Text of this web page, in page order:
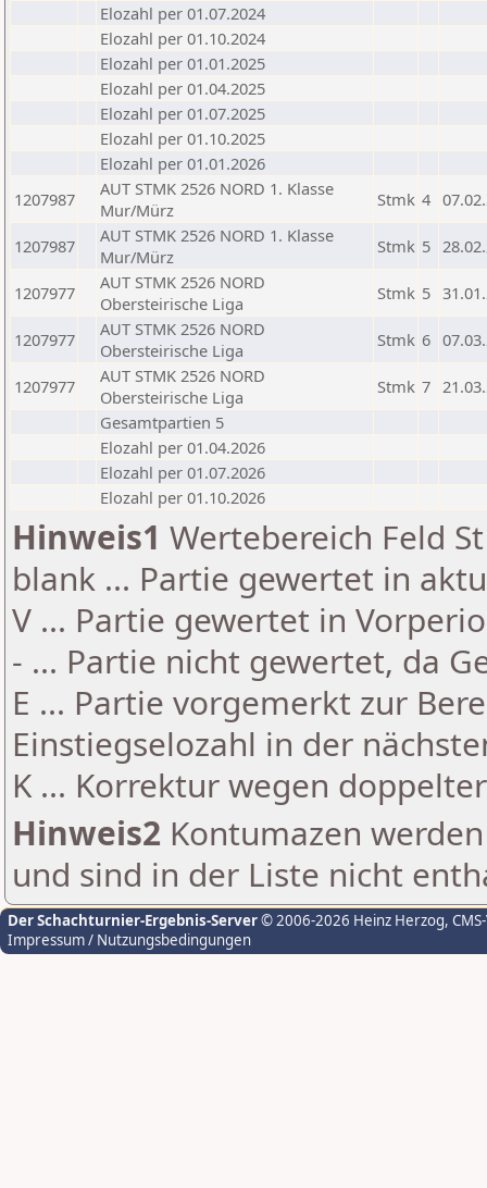
Elozahl per 01.07.2024
Elozahl per 01.10.2024
Elozahl per 01.01.2025
Elozahl per 01.04.2025
Elozahl per 01.07.2025
Elozahl per 01.10.2025
Elozahl per 01.01.2026
1207987
AUT STMK 2526 NORD 1. Klasse
Mur/Mürz
Stmk 4
1207987
AUT STMK 2526 NORD 1. Klasse
Mur/Mürz
Stmk 5
1207977
AUT STMK 2526 NORD
Obersteirische Liga
Stmk 5
1207977
AUT STMK 2526 NORD
Obersteirische Liga
Stmk 6
1207977
AUT STMK 2526 NORD
Obersteirische Liga
Stmk 7
Gesamtpartien 5
Elozahl per 01.04.2026
Elozahl per 01.07.2026
Elozahl per 01.10.2026
Hinweis1 Wertebereich Feld
blank ... Partie gewertet in
V ... Partie gewertet in
- ... Partie nicht gewertet, da
E ... Partie vorgemerkt zur
Einstiegselozahl in der
K ... Korrektur wegen
Hinweis2 Kontumazen
und sind in der Liste nicht
Der Schachturnier-Ergebnis-Server© 2006-2026 Heinz Herzog,
Impressum / Nutzungsbedingungen